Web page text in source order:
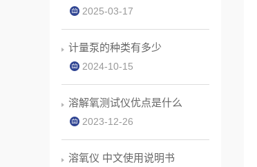
2025-03-17
计量泵的种类有多少
2024-10-15
溶解氧测试仪优点是什么
2023-12-26
溶氧仪 中文使用说明书